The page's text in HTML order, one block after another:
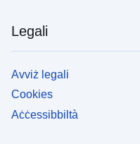
Legali
Avviż legali
Cookies
Aċċessibbiltà